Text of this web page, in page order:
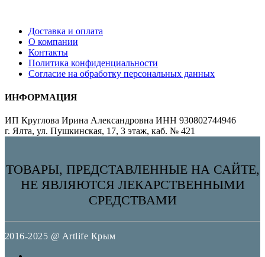
Доставка и оплата
О компании
Контакты
Политика конфиденциальности
Согласие на обработку персональных данных
ИНФОРМАЦИЯ
ИП Круглова Ирина Александровна ИНН 930802744946
г. Ялта, ул. Пушкинская, 17, 3 этаж, каб. № 421
ТОВАРЫ, ПРЕДСТАВЛЕННЫЕ НА САЙТЕ,
НЕ ЯВЛЯЮТСЯ ЛЕКАРСТВЕННЫМИ
СРЕДСТВАМИ
2016-2025 @ Artlife Крым